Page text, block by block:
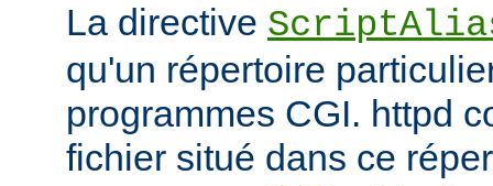
La directive
qu'un répertoire
programmes CGI. httpd
fichier situé dans ce